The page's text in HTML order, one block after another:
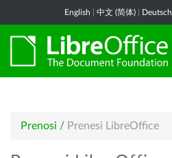
English 中文 (简体) Deutsch
Prenosi / Prenesi LibreOffice